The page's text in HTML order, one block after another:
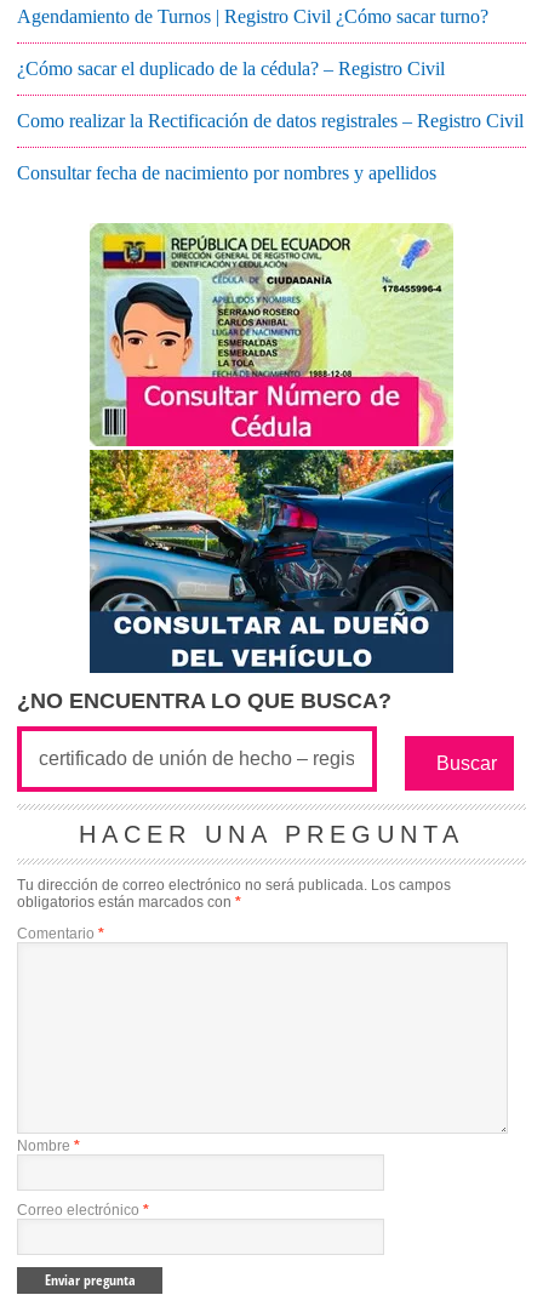
Agendamiento de Turnos | Registro Civil ¿Cómo sacar turno?
¿Cómo sacar el duplicado de la cédula? – Registro Civil
Como realizar la Rectificación de datos registrales – Registro Civil
Consultar fecha de nacimiento por nombres y apellidos
¿NO ENCUENTRA LO QUE BUSCA?
HACER UNA PREGUNTA
Tu dirección de correo electrónico no será publicada. Los campos
obligatorios están marcados con *
Comentario *
Nombre *
Correo electrónico *